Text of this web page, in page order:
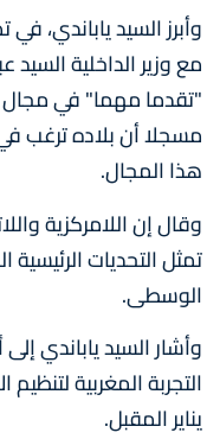
وأبرز السيد ياباندي،
مع وزير الداخلية السيد
"تقدما مهما" في مجال
مسجلا أن بلاده ترغب
هذا المجال.
وقال إن اللامركزية
تمثل التحديات
الوسطى.
وأشار السيد ياباندي
التجربة المغربية
يناير المقبل.